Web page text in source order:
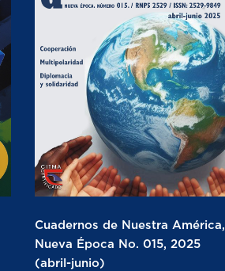
Cuadernos de Nuestra América,
Nueva Época No. 015, 2025
(abril-junio)